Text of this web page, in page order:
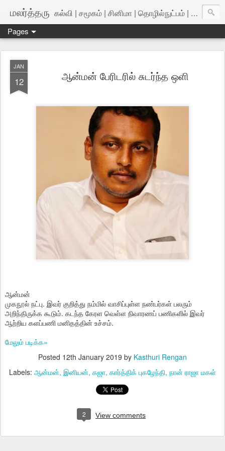
மலர்த்தரு கல்வி | சமூகம் | சினிமா | தொழில்நுட்பம் | அறிவியல்
Pages
JAN
12 ஆன்மன் பேரிடரில் சுடர்ந்த ஒளி
ஆன்மன்
முகநூல் நட்பு. இவர் குறித்து நம்மில் வாசிப்புள்ள நண்பர்கள் பலரும்
அறிந்திருக்க கூடும். கடந்த கேரள வெள்ள நிவாரணப் பணிகளில் இவர்
ஆற்றிய களப்பணி மனிதத்தின் உச்சம்.
மேலும் படிக்க»
Posted 12th January 2019 by Kasthuri Rengan
Labels: ஆன்மன் இனியன் கஜா கார்த்திக் புகழேந்தி நான் ராஜா மகள்
2 View comments